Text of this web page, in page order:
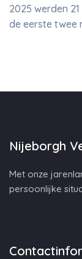
2025 werden
de eerste twee
Nijeborgh
Met onze
persoonlijke